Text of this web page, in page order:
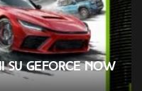
GeForce NOW